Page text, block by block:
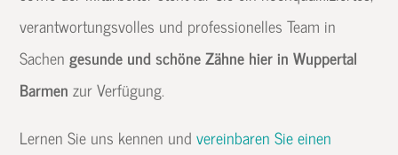
verantwortungsvolles und professionelles Team in
Sachengesunde und schöne Zähne hier in Wuppertal
Barmen zur Verfügung.
Lernen Sie uns kennen undvereinbaren Sie einen